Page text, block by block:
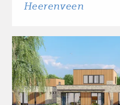
Heerenveen